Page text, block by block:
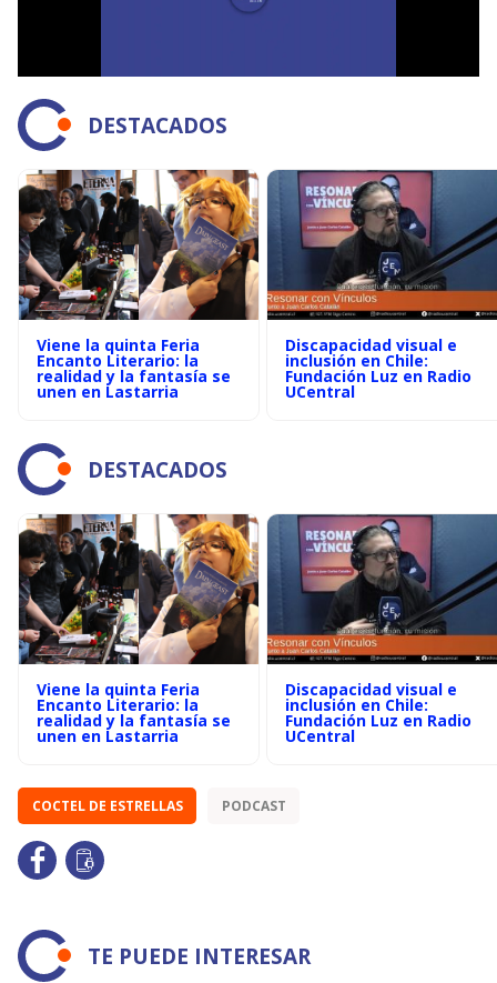
DESTACADOS
Viene la quinta Feria
Encanto Literario: la
realidad y la fantasía se
unen en Lastarria
Discapacidad visual e
inclusión en Chile:
Fundación Luz en Radio
UCentral
DESTACADOS
Viene la quinta Feria
Encanto Literario: la
realidad y la fantasía se
unen en Lastarria
Discapacidad visual e
inclusión en Chile:
Fundación Luz en Radio
UCentral
COCTEL DE ESTRELLAS PODCAST
TE PUEDE INTERESAR